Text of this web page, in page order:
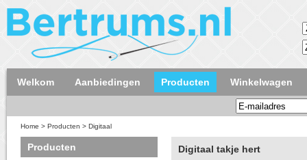
Welkom Aanbiedingen Producten Winkelwagen
Home > Producten > Digitaal
Producten Digitaal takje hert